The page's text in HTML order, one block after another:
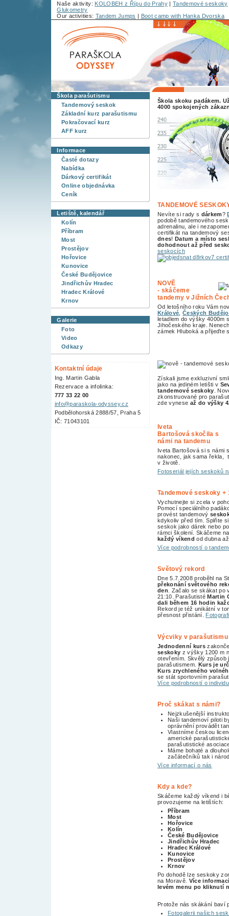
Naše aktivity: KOLOBEH z Řípu do Prahy| Tandemové seskoky
Glukometry
Our activities: Tandem Jumps | Boot camp with Hanka Dvorska
Škola parašutismu
Tandemový seskok
Základní kurz parašutismu
Pokračovací kurz
AFF kurz
Informace
Časté dotazy
Nabídka
Dárkový certifikát
Online objednávka
Ceník
Letiště, kalendář
Kolín
Příbram
Most
Prostějov
Hořovice
Kunovice
České Budějovice
Jindřichův Hradec
Hradec Králové
Krnov
Galerie
Foto
Video
Odkazy
Kontaktní údaje
Ing. Martin Gabla
Rezervace a infolinka:
777 33 22 00
info@paraskola-odyssey.cz
Podbělohorská 2888/57, Praha 5
IČ: 71043101
Škola skoku padákem.
4000 spokojených
TANDEMOVÉ
Nevíte si rady s dárkem?
podobě tandemového
adrenalinu, ale i
certifikát na tandemový
dnes! Datum a místo
dohodnout až před
seskocích
NOVĚ
- skáčeme
tandemy v Jižních
Od letošního roku Vám
Králové ,Českých
letadlem do výšky 4000m
Jihočeského kraje.
zámek Hluboká a přijeďte
Získali jsme exkluzivní
jako na jediném letišti v
tandemové seskoky .
zkonstruované pro
zde vynese až do výšky
Iveta
Bartošová skočila s
námi na tandemu
Iveta Bartošová si s námi
nakonec, jak sama řekla,
v životě.
Fotoseriál jejích seskoků
Tandemové seskoky
Vychutnejte si zcela v
Pomocí speciálního
provést tandemový
kdykoliv před tím. Splňte
seskok jako dárek nebo
rámci školení. Skáčeme
každý víkendod dubna
Více podrobností o
Světový rekord
Dne 5.7.2008 proběhl na
překonání světového
den. Začalo se skákat po
21:10. Parašutisté Martin
dali během 16 hodin
Rekord je též unikátní v
přesnost přistání.
Výcviky v parašutismu
Jednodenní kurs
seskoky z výšky 1200 m
otevřením. Skvělý způsob
parašutismem. Kurs je
Kurs zrychleného
se stát sportovním
Více podrobností o
Proč skákat s námi?
Nejzkušenější
Naši tandemoví piloti
oprávnění provádět
Vlastníme českou
americké
parašutistické
Máme bohaté a
začátečníků tak i
Více informací o nás
Kdy a kde?
Skáčeme každý víkend i
provozujeme na letištích:
Příbram
Most
Hořovice
Kolín
České Budějovice
Jindřichův Hradec
Hradec Králové
Kunovice
Prostějov
Krnov
Po dohodě lze seskoky
na Moravě. Více
levém menu po kliknutí
Protože nás skákání baví
Fotogalerii našich